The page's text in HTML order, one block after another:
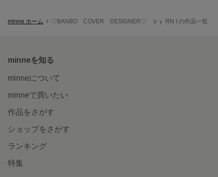
minne ホーム ♡BANBO COVER DESIGNER♡ ｂｙ RN I の作品一覧
minneを知る
minneについて
minneで買いたい
作品をさがす
ショップをさがす
ランキング
特集